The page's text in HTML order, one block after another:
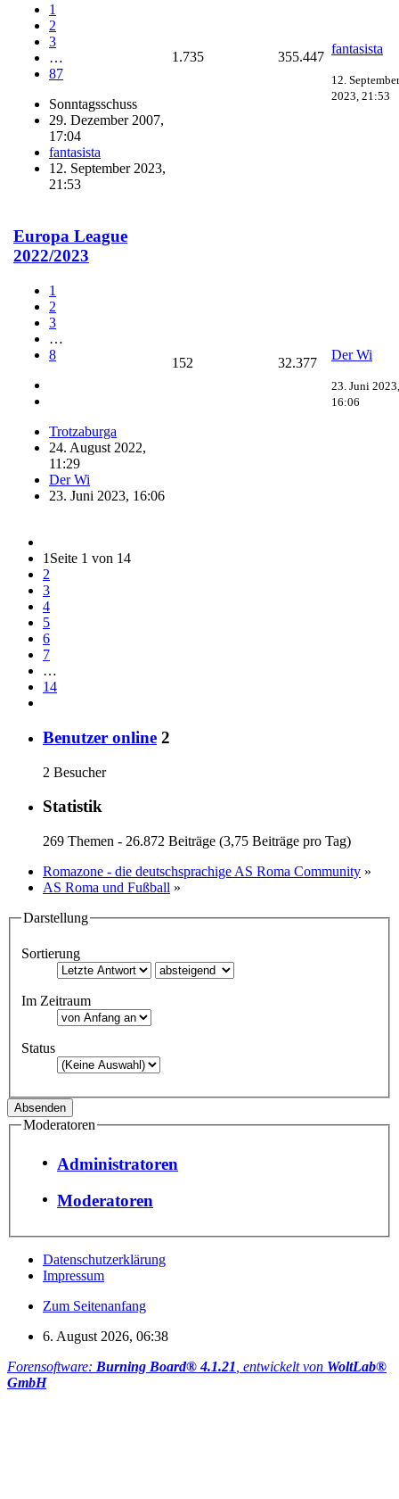
1
2
3
…
87
Sonntagsschuss
29. Dezember 2007,
17:04
fantasista
12. September 2023,
21:53
1.735 355.447
fantasista
12. September
2023, 21:53
Europa League
2022/2023
1
2
3
…
8
Trotzaburga
24. August 2022,
11:29
Der Wi
23. Juni 2023, 16:06
152 32.377
Der Wi
23. Juni 2023,
16:06
1 Seite 1 von 14
2
3
4
5
6
7
…
14
Benutzer online 2
2 Besucher
Statistik
269 Themen - 26.872 Beiträge (3,75 Beiträge pro Tag)
Romazone - die deutschsprachige AS Roma Community »
AS Roma und Fußball »
Darstellung
Sortierung
Im Zeitraum
Status
Moderatoren
Administratoren
Moderatoren
Datenschutzerklärung
Impressum
Zum Seitenanfang
6. August 2026, 06:38
Forensoftware: Burning Board® 4.1.21 , entwickelt von WoltLab®
GmbH